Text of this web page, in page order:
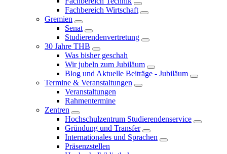
Fachbereich Wirtschaft
Gremien
Senat
Studierendenvertretung
30 Jahre THB
Was bisher geschah
Wir jubeln zum Jubiläum
Blog und Aktuelle Beiträge - Jubiläum
Termine & Veranstaltungen
Veranstaltungen
Rahmentermine
Zentren
Hochschulzentrum Studierendenservice
Gründung und Transfer
Internationales und Sprachen
Präsenzstellen